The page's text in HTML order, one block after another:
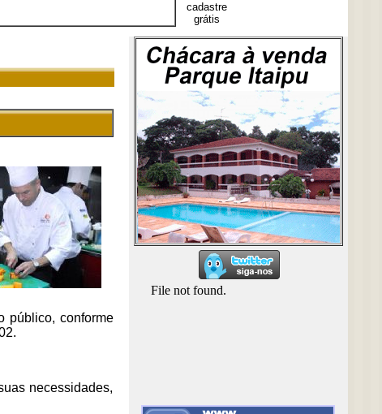
cadastre
grátis
público, conforme
necessidades,